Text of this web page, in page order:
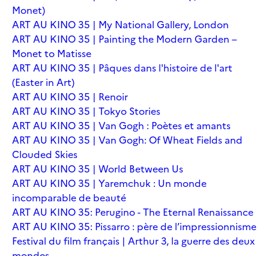
Monet)
ART AU KINO 35 | My National Gallery, London
ART AU KINO 35 | Painting the Modern Garden –
Monet to Matisse
ART AU KINO 35 | Pâques dans l'histoire de l'art
(Easter in Art)
ART AU KINO 35 | Renoir
ART AU KINO 35 | Tokyo Stories
ART AU KINO 35 | Van Gogh : Poètes et amants
ART AU KINO 35 | Van Gogh: Of Wheat Fields and
Clouded Skies
ART AU KINO 35 | World Between Us
ART AU KINO 35 | Yaremchuk : Un monde
incomparable de beauté
ART AU KINO 35: Perugino - The Eternal Renaissance
ART AU KINO 35: Pissarro : père de l’impressionnisme
Festival du film français | Arthur 3, la guerre des deux